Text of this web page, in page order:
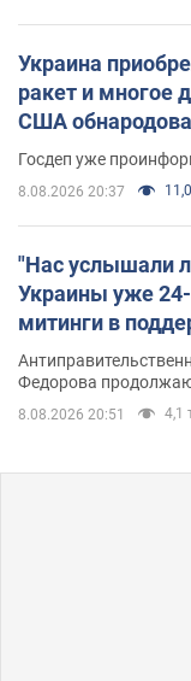
Украина
ракет и многое
США
Госдеп уже
8.08.2026 20:37
"Нас услышали
Украины уже
митинги в
Федорова
8.08.2026 20:51 4,1